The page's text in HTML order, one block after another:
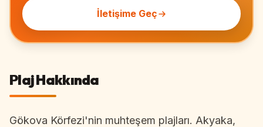
Plaj Hakkında
Gökova Körfezi'nin muhteşem plajları. Akyaka,
İletişime Geç